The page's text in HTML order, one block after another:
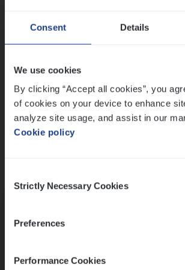
Consent Details
We use cookies
By clicking “Accept all cookies”, you
of cookies on your device to enhance
analyze site usage, and assist in our
Cookie policy
Selection
Strictly Necessary Cookies
Preferences
Performance Cookies
Ons sollicitatieproces